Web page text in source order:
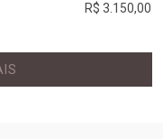
R$ 3.150,00